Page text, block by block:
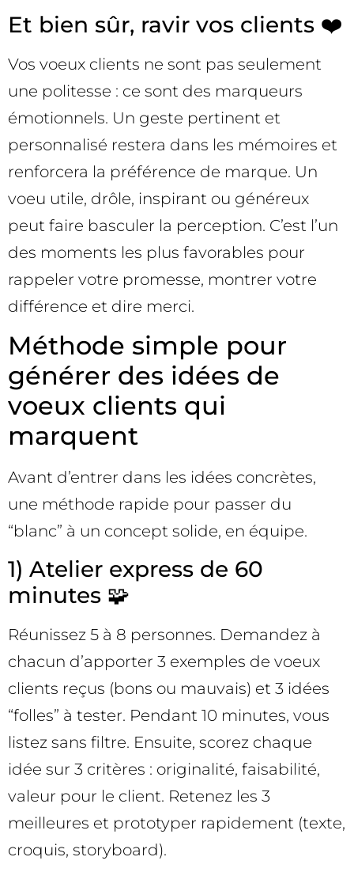
Et bien sûr, ravir vos clients ❤️
Vos voeux clients ne sont pas seulement
une politesse : ce sont des marqueurs
émotionnels. Un geste pertinent et
personnalisé restera dans les mémoires et
renforcera la préférence de marque. Un
voeu utile, drôle, inspirant ou généreux
peut faire basculer la perception. C’est l’un
des moments les plus favorables pour
rappeler votre promesse, montrer votre
différence et dire merci.
Méthode simple pour
générer des idées de
voeux clients qui
marquent
Avant d’entrer dans les idées concrètes,
une méthode rapide pour passer du
“blanc” à un concept solide, en équipe.
1) Atelier express de 60
minutes 🧩
Réunissez 5 à 8 personnes. Demandez à
chacun d’apporter 3 exemples de voeux
clients reçus (bons ou mauvais) et 3 idées
“folles” à tester. Pendant 10 minutes, vous
listez sans filtre. Ensuite, scorez chaque
idée sur 3 critères : originalité, faisabilité,
valeur pour le client. Retenez les 3
meilleures et prototyper rapidement (texte,
croquis, storyboard).